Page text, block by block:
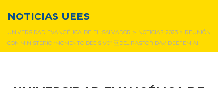
NOTICIAS UEES
UNIVERSIDAD EVANGÉLICA DE EL SALVADOR > NOTICIAS 2023> REUNIÓN
CON MINISTERIO “MOMENTO DECISIVO” DEL PASTOR DAVID JEREMIAH